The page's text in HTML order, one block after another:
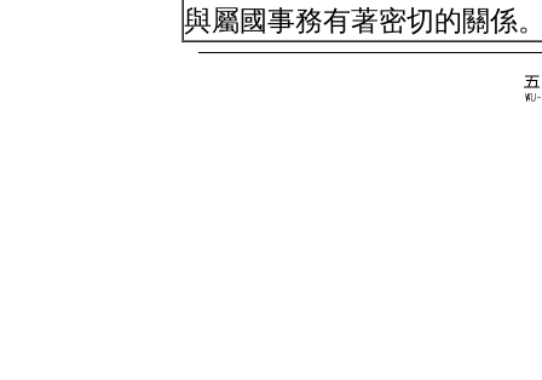
與屬國事務有著密切的關係